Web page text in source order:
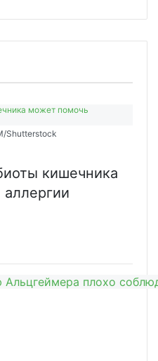
Shutterstock
кишечника